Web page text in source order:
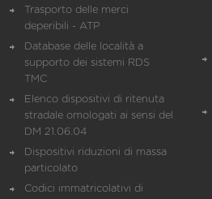
Trasporto delle merci
deperibili - ATP
Database delle località a
supporto dei sistemi RDS
TMC
Elenco dispositivi di ritenuta
stradale omologati ai sensi del
DM 21.06.04
Dispositivi riduzioni di massa
particolato
Codici immatricolativi di